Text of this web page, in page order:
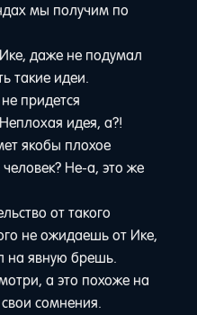
мы получим по
даже не подумал
такие идеи.
придется
идея, а?!
якобы плохое
Не-а, это же
от такого
не ожидаешь от Ике,
на явную брешь.
а это похоже на
сомнения.